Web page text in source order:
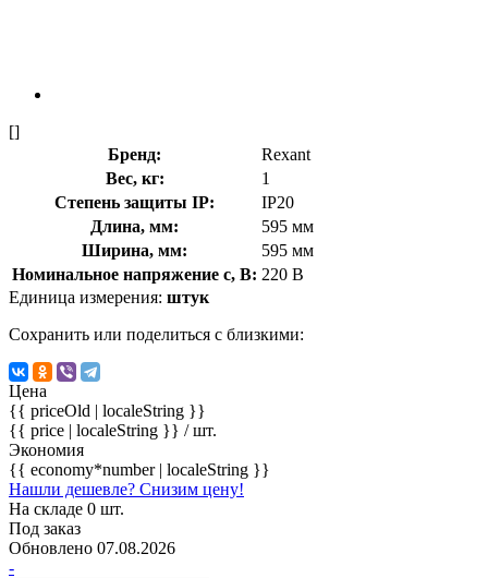
[]
Бренд:
Rexant
Вес, кг:
1
Степень защиты IP:
IP20
Длина, мм:
595 мм
Ширина, мм:
595 мм
Номинальное напряжение с, В: 220 В
Единица измерения: штук
Сохранить или поделиться с близкими:
Цена
{{ priceOld | localeString }}
{{ price | localeString }} / шт.
Экономия
{{ economy*number | localeString }}
Нашли дешевле? Снизим цену!
На складе 0 шт.
Под заказ
Обновлено 07.08.2026
-